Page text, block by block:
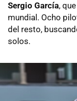
Sergio García,
mundial. Ocho
del resto,
solos.